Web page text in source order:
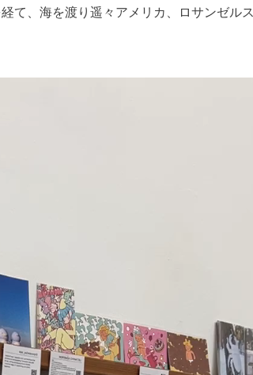
て、海を渡り遥々アメリカ、ロサンゼルス